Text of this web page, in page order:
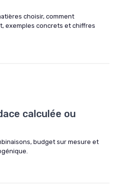
choisir, comment
exemples concrets et chiffres
calculée ou
budget sur mesure et